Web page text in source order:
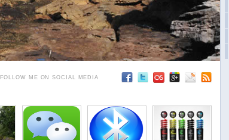
FOLLOW ME ON SOCIAL MEDIA